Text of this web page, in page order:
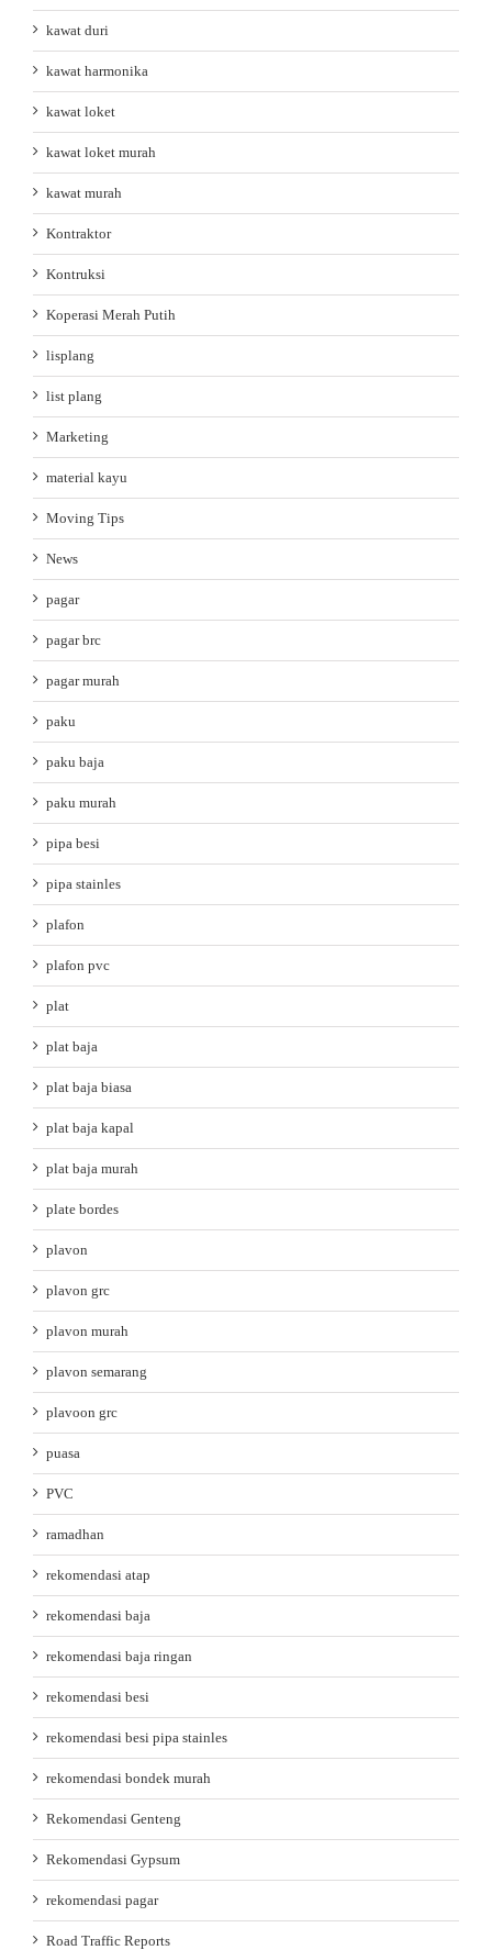
kawat duri
kawat harmonika
kawat loket
kawat loket murah
kawat murah
Kontraktor
Kontruksi
Koperasi Merah Putih
lisplang
list plang
Marketing
material kayu
Moving Tips
News
pagar
pagar brc
pagar murah
paku
paku baja
paku murah
pipa besi
pipa stainles
plafon
plafon pvc
plat
plat baja
plat baja biasa
plat baja kapal
plat baja murah
plate bordes
plavon
plavon grc
plavon murah
plavon semarang
plavoon grc
puasa
PVC
ramadhan
rekomendasi atap
rekomendasi baja
rekomendasi baja ringan
rekomendasi besi
rekomendasi besi pipa stainles
rekomendasi bondek murah
Rekomendasi Genteng
Rekomendasi Gypsum
rekomendasi pagar
Road Traffic Reports